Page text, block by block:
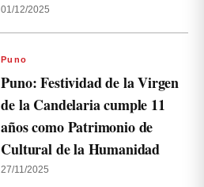
01/12/2025
Puno
Puno: Festividad de la Virgen
de la Candelaria cumple 11
años como Patrimonio de
Cultural de la Humanidad
27/11/2025